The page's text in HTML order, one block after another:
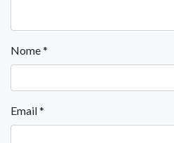
Nome*
Email*